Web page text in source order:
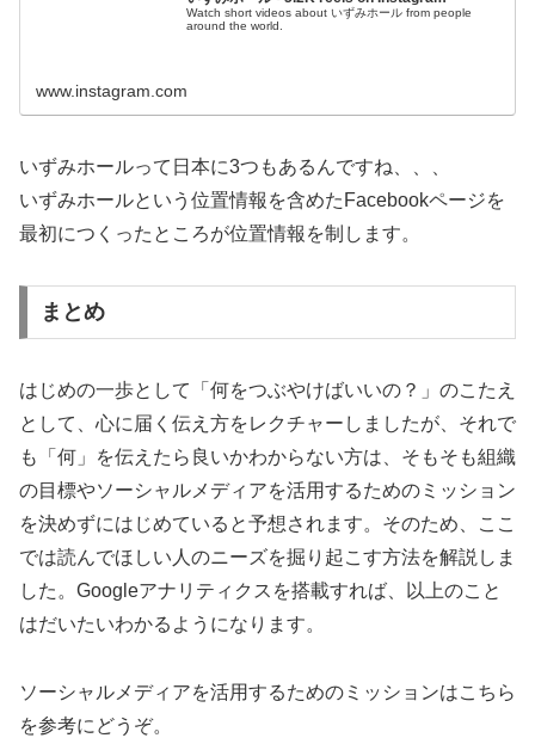
Watch short videos about いずみホール from people
around the world.
www.instagram.com
いずみホールって日本に3つもあるんですね、、、
いずみホールという位置情報を含めたFacebookページを
最初につくったところが位置情報を制します。
まとめ
はじめの一歩として「何をつぶやけばいいの？」のこたえ
として、心に届く伝え方をレクチャーしましたが、それで
も「何」を伝えたら良いかわからない方は、そもそも組織
の目標やソーシャルメディアを活用するためのミッション
を決めずにはじめていると予想されます。そのため、ここ
では読んでほしい人のニーズを掘り起こす方法を解説しま
した。Googleアナリティクスを搭載すれば、以上のこと
はだいたいわかるようになります。
ソーシャルメディアを活用するためのミッションはこちら
を参考にどうぞ。